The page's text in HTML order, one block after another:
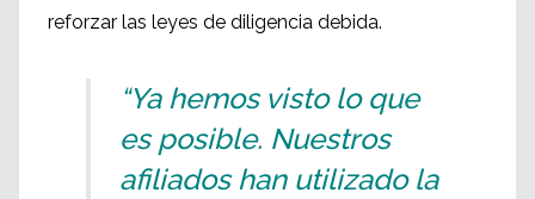
reforzar las leyes de diligencia debida.
“Ya hemos visto lo que
es posible. Nuestros
afiliados han utilizado la